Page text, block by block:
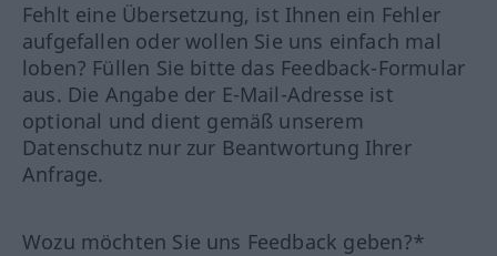
Fehlt eine Übersetzung, ist Ihnen ein Fehler
aufgefallen oder wollen Sie uns einfach mal
loben? Füllen Sie bitte das Feedback-Formular
aus. Die Angabe der E-Mail-Adresse ist
optional und dient gemäß unserem
Datenschutz nur zur Beantwortung Ihrer
Anfrage.
Wozu möchten Sie uns Feedback geben?*